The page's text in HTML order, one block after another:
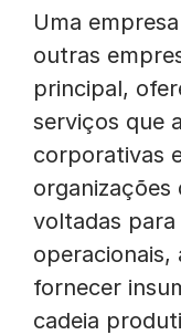
Uma
outras
principal,
serviços que
corporativas
organizações
voltadas
fornecer
cadeia